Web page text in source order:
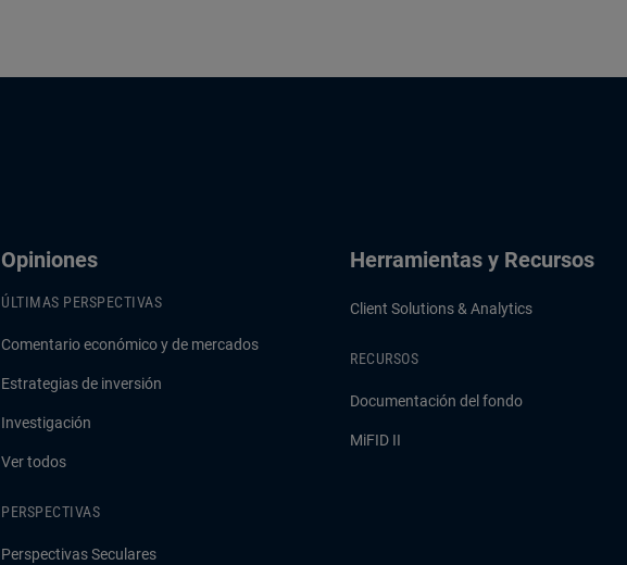
Opiniones
ÚLTIMAS PERSPECTIVAS
Comentario económico y de mercados
Estrategias de inversión
Investigación
Ver todos
PERSPECTIVAS
Perspectivas Seculares
Herramientas y Recursos
Client Solutions & Analytics
RECURSOS
Documentación del fondo
MiFID II